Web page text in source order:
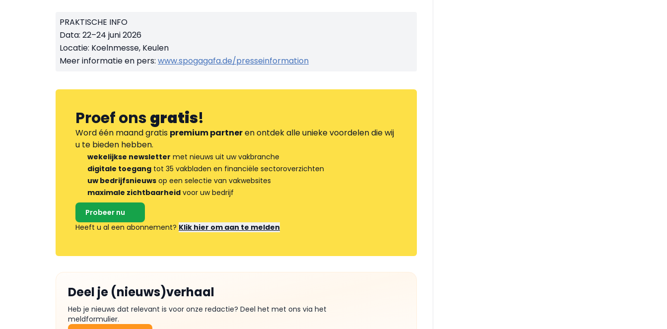
PRAKTISCHE INFO
Data: 22–24 juni 2026
Locatie: Koelnmesse, Keulen
Meer informatie en pers: www.spogagafa.de/presseinformation
Proef onsgratis!
Word één maand gratis premium partneren ontdek alle unieke voordelen die wij
u te bieden hebben.
wekelijkse newsletter met nieuws uit uw vakbranche
digitale toegang tot 35 vakbladen en financiële sectoroverzichten
uw bedrijfsnieuws op een selectie van vakwebsites
maximale zichtbaarheid voor uw bedrijf
Probeer nu
Heeft u al een abonnement? Klik hier om aan te melden
Deel je (nieuws)verhaal
Heb je nieuws dat relevant is voor onze redactie? Deel het met ons via het
meldformulier.